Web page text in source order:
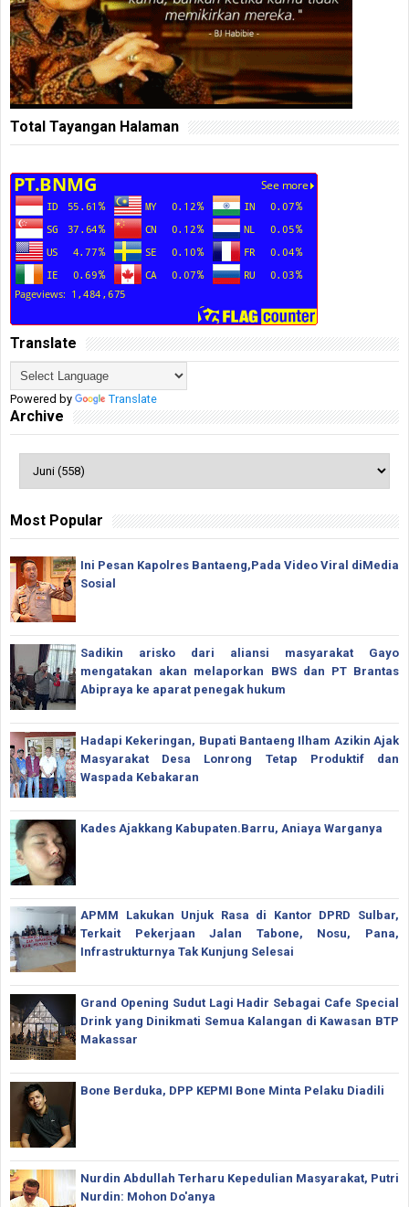
Total Tayangan Halaman
Translate
Powered by Translate
Archive
Most Popular
Ini Pesan Kapolres Bantaeng,Pada Video Viral diMedia
Sosial
Sadikin arisko dari aliansi masyarakat Gayo
mengatakan akan melaporkan BWS dan PT Brantas
Abipraya ke aparat penegak hukum
Hadapi Kekeringan, Bupati Bantaeng Ilham Azikin Ajak
Masyarakat Desa Lonrong Tetap Produktif dan
Waspada Kebakaran
Kades Ajakkang Kabupaten.Barru, Aniaya Warganya
APMM Lakukan Unjuk Rasa di Kantor DPRD Sulbar,
Terkait Pekerjaan Jalan Tabone, Nosu, Pana,
Infrastrukturnya Tak Kunjung Selesai
Grand Opening Sudut Lagi Hadir Sebagai Cafe Special
Drink yang Dinikmati Semua Kalangan di Kawasan BTP
Makassar
Bone Berduka, DPP KEPMI Bone Minta Pelaku Diadili
Nurdin Abdullah Terharu Kepedulian Masyarakat, Putri
Nurdin: Mohon Do'anya